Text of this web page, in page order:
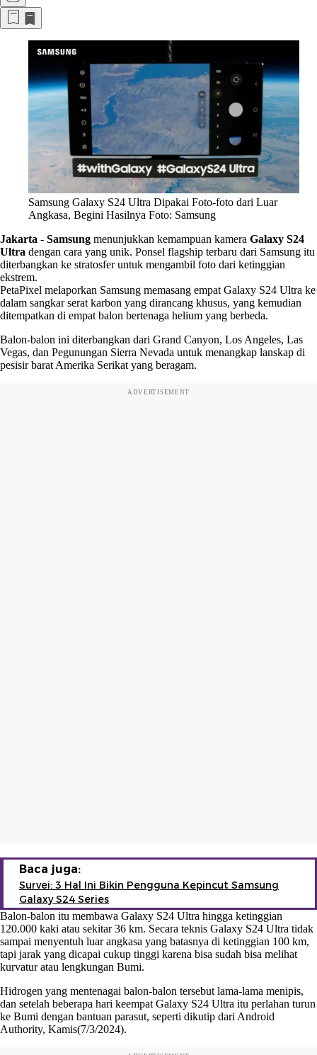
Samsung Galaxy S24 Ultra Dipakai Foto-foto dari Luar
Angkasa, Begini Hasilnya Foto: Samsung
Jakarta - Samsung menunjukkan kemampuan kamera Galaxy S24
Ultra dengan cara yang unik. Ponsel flagship terbaru dari Samsung itu
diterbangkan ke stratosfer untuk mengambil foto dari ketinggian
ekstrem.
PetaPixel melaporkan Samsung memasang empat Galaxy S24 Ultra ke
dalam sangkar serat karbon yang dirancang khusus, yang kemudian
ditempatkan di empat balon bertenaga helium yang berbeda.
Balon-balon ini diterbangkan dari Grand Canyon, Los Angeles, Las
Vegas, dan Pegunungan Sierra Nevada untuk menangkap lanskap di
pesisir barat Amerika Serikat yang beragam.
ADVERTISEMENT
Baca juga:
Survei: 3 Hal Ini Bikin Pengguna Kepincut Samsung
Galaxy S24 Series
Balon-balon itu membawa Galaxy S24 Ultra hingga ketinggian
120.000 kaki atau sekitar 36 km. Secara teknis Galaxy S24 Ultra tidak
sampai menyentuh luar angkasa yang batasnya di ketinggian 100 km,
tapi jarak yang dicapai cukup tinggi karena bisa sudah bisa melihat
kurvatur atau lengkungan Bumi.
Hidrogen yang mentenagai balon-balon tersebut lama-lama menipis,
dan setelah beberapa hari keempat Galaxy S24 Ultra itu perlahan turun
ke Bumi dengan bantuan parasut, seperti dikutip dari Android
Authority, Kamis(7/3/2024).